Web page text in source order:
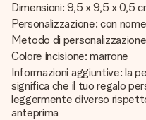
Dimensioni: 9,5 x 9,5 x 0,5
Personalizzazione: con nome
Metodo di
Colore incisione: marrone
Informazioni aggiuntive: la
significa che il tuo regalo
leggermente diverso
anteprima